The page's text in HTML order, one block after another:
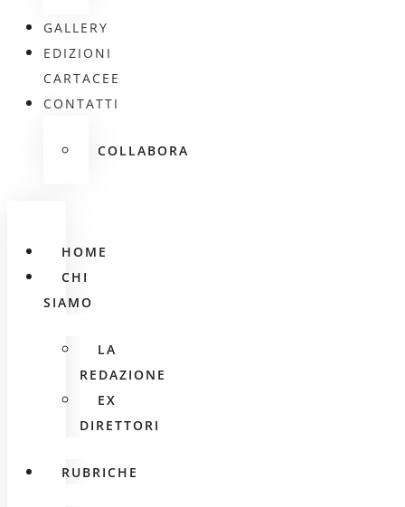
GALLERY
EDIZIONI
CARTACEE
CONTATTI
COLLABORA
HOME
CHI
SIAMO
LA
REDAZIONE
EX
DIRETTORI
RUBRICHE